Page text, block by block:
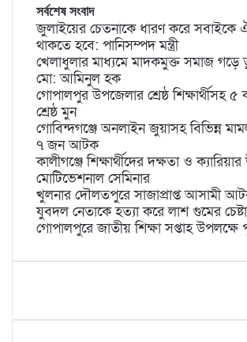
সর্বশেষ সংবাদ
জুলাইয়ের চেতনাকে ধারণ করে সবাইকে
থাকতে হবে: পানিসম্পদ মন্ত্রী
খেলাধুলার মাধ্যমে মাদকমুক্ত সমাজ গড়ে
মো: আমিনুল হক
গোপালপুর উপজেলার শ্রেষ্ঠ শিক্ষার্থীসহ ৫
শ্রেষ্ঠ মুন
গোবিন্দগঞ্জে অনলাইন জুয়াসহ বিভিন্ন
৭ জন আটক
কালীগঞ্জে শিক্ষার্থীদের দক্ষতা ও
মোটিভেশনাল সেমিনার
খুলনার দৌলতপুরে সাজাপ্রাপ্ত আসামী
যুবদল নেতাকে হত্যা করে লাশ গুমের
গোপালপুরে জাতীয় শিক্ষা সপ্তাহ উপলক্ষে